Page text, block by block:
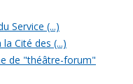
Service (...)
Cité des (...)
de "théâtre-forum"